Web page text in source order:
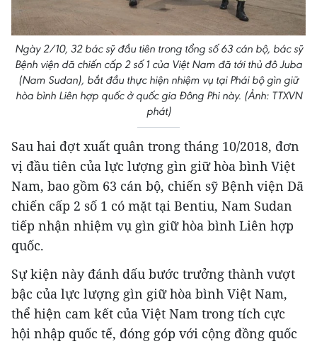
Ngày 2/10, 32 bác sỹ đầu tiên trong tổng số 63 cán bộ, bác sỹ
Bệnh viện dã chiến cấp 2 số 1 của Việt Nam đã tới thủ đô Juba
(Nam Sudan), bắt đầu thực hiện nhiệm vụ tại Phái bộ gìn giữ
hòa bình Liên hợp quốc ở quốc gia Đông Phi này. (Ảnh: TTXVN
phát)
Sau hai đợt xuất quân trong tháng 10/2018, đơn
vị đầu tiên của lực lượng gìn giữ hòa bình Việt
Nam, bao gồm 63 cán bộ, chiến sỹ Bệnh viện Dã
chiến cấp 2 số 1 có mặt tại Bentiu, Nam Sudan
tiếp nhận nhiệm vụ gìn giữ hòa bình Liên hợp
quốc.
Sự kiện này đánh dấu bước trưởng thành vượt
bậc của lực lượng gìn giữ hòa bình Việt Nam,
thể hiện cam kết của Việt Nam trong tích cực
hội nhập quốc tế, đóng góp với cộng đồng quốc